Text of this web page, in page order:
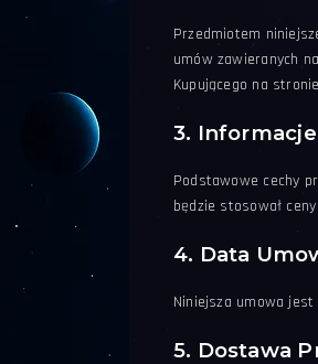
Przedmiotem
umów zawieranych
Kupującego na
3.
Podstawowe cechy
będzie stosował
4. Data
Niniejsza umowa
5. Dostawa